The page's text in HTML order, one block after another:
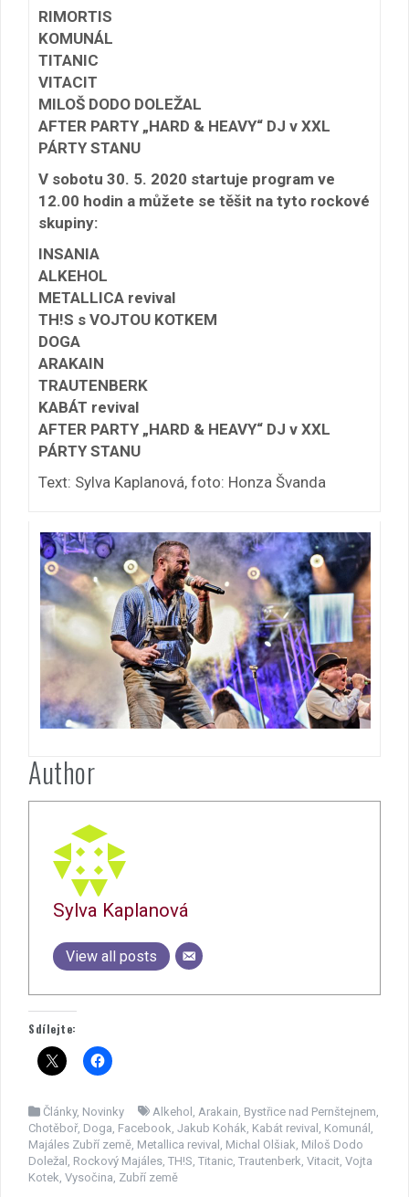
RIMORTIS
KOMUNÁL
TITANIC
VITACIT
MILOŠ DODO DOLEŽAL
AFTER PARTY „HARD & HEAVY“ DJ v XXL
PÁRTY STANU
V sobotu 30. 5. 2020 startuje program ve
12.00 hodin a můžete se těšit na tyto rockové
skupiny:
INSANIA
ALKEHOL
METALLICA revival
TH!S s VOJTOU KOTKEM
DOGA
ARAKAIN
TRAUTENBERK
KABÁT revival
AFTER PARTY „HARD & HEAVY“ DJ v XXL
PÁRTY STANU
Text: Sylva Kaplanová, foto: Honza Švanda
Author
Sylva Kaplanová
View all posts
Sdílejte:
Články, Novinky Alkehol Arakain Bystřice nad Pernštejnem
Chotěboř Doga Facebook Jakub Kohák Kabát revival Komunál
Majáles Zubří země Metallica revival Michal Olšiak Miloš Dodo
Doležal Rockový Majáles TH!S Titanic Trautenberk Vitacit Vojta
Kotek Vysočina Zubří země